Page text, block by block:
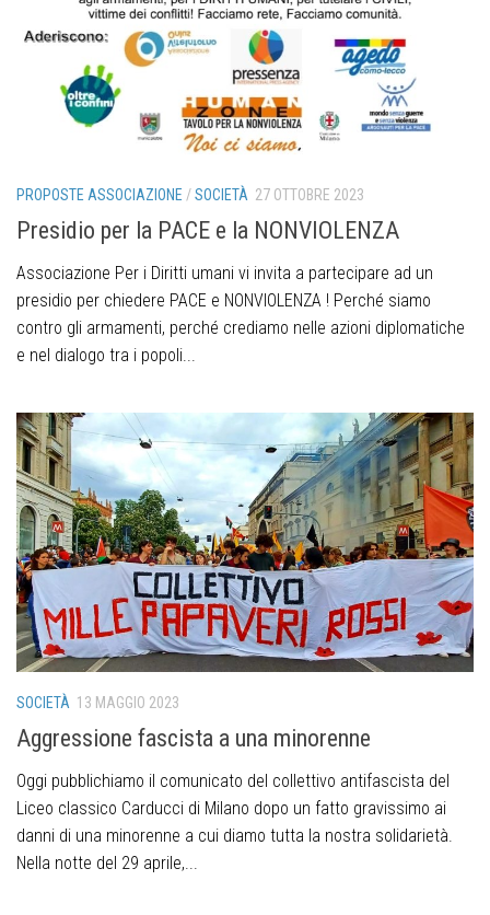
PROPOSTE ASSOCIAZIONE /SOCIETÀ 27 OTTOBRE 2023
Presidio per la PACE e la NONVIOLENZA
Associazione Per i Diritti umani vi invita a partecipare ad un
presidio per chiedere PACE e NONVIOLENZA ! Perché siamo
contro gli armamenti, perché crediamo nelle azioni diplomatiche
e nel dialogo tra i popoli...
SOCIETÀ 13 MAGGIO 2023
Aggressione fascista a una minorenne
Oggi pubblichiamo il comunicato del collettivo antifascista del
Liceo classico Carducci di Milano dopo un fatto gravissimo ai
danni di una minorenne a cui diamo tutta la nostra solidarietà.
Nella notte del 29 aprile,...